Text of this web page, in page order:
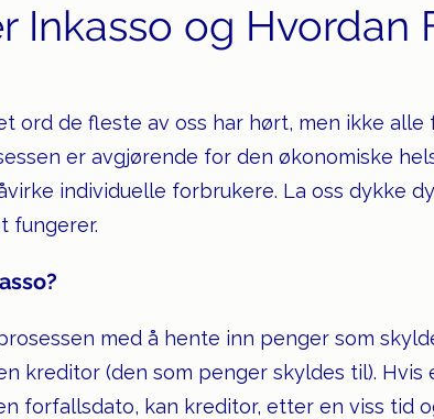
Inkasso og Hvordan
ord de fleste av oss har hørt, men ikke
er avgjørende for den økonomiske
individuelle forbrukere. La oss dykke
fungerer.
med å hente inn penger som
kreditor (den som penger skyldes til).
forfallsdato, kan kreditor, etter en viss tid